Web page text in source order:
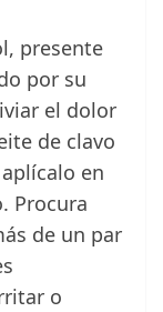
presente
por su
el dolor
de clavo
en
Procura
de un par
o